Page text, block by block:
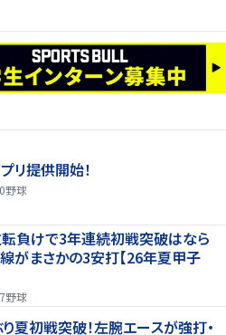
リ提供開始！
野球
負けで3年連続初戦突破はなら
がまさかの3安打【26年夏甲子
野球
夏初戦突破！左腕エースが強打・